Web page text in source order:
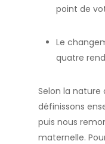
point de
Le
quatre
Selon la nature
définissons
puis nous
maternelle.